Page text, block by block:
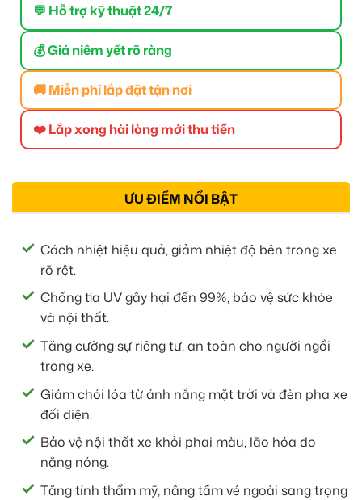
💬 Hỗ trợ kỹ thuật 24/7
💰 Giá niêm yết rõ ràng
🚚 Miễn phí lắp đặt tận nơi
❤️ Lắp xong hài lòng mới thu tiền
ƯU ĐIỂM NỔI BẬT
Cách nhiệt hiệu quả, giảm nhiệt độ bên trong xe
rõ rệt.
Chống tia UV gây hại đến 99%, bảo vệ sức khỏe
và nội thất.
Tăng cường sự riêng tư, an toàn cho người ngồi
trong xe.
Giảm chói lóa từ ánh nắng mặt trời và đèn pha xe
đối diện.
Bảo vệ nội thất xe khỏi phai màu, lão hóa do
nắng nóng.
Tăng tính thẩm mỹ, nâng tầm vẻ ngoài sang trọng